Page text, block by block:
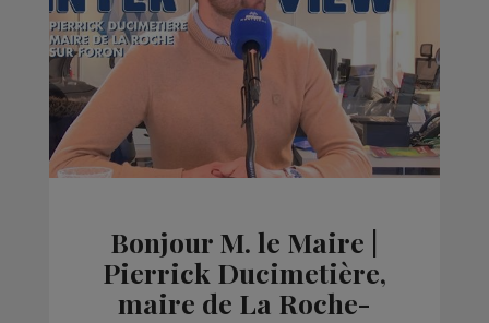
Bonjour M. le Maire |
Pierrick Ducimetière,
maire de La Roche-